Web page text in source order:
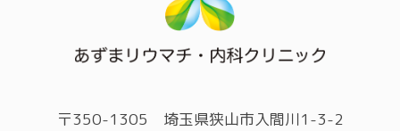
〒350-1305 埼玉県狭山市入間川1-3-2